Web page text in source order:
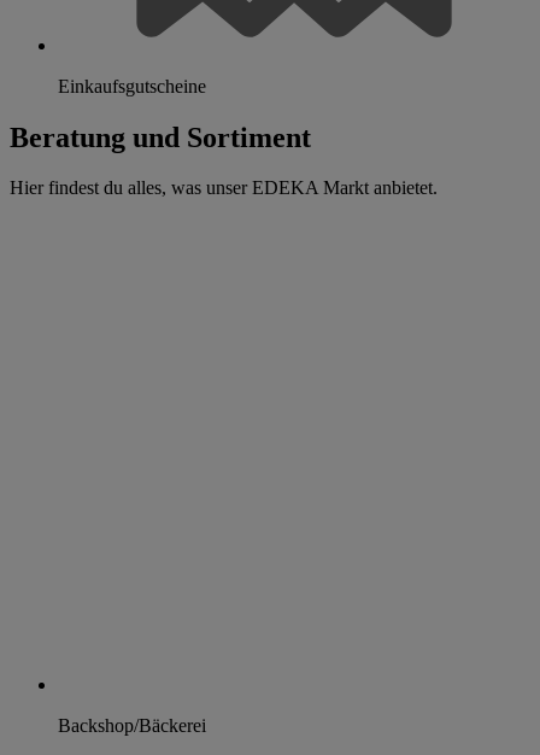
Einkaufsgutscheine
Beratung und Sortiment
Hier findest du alles, was unser EDEKA Markt anbietet.
Backshop/Bäckerei